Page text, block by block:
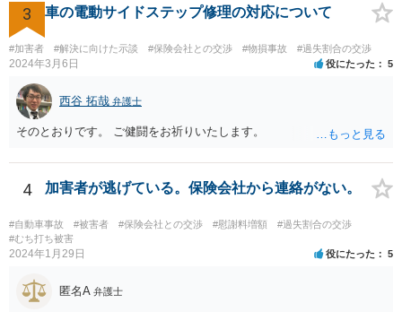
が、そういった事情もないようなので、やはり確認した方が良いと思
います。
＞1か2は譲らないとセンターとしても無理とかやりたくないとかある
のでしょうか。 私見では、そのようなことはないように思います。紛
セン等においても、基本的には、損害論も責任論も裁判所と同じよう
な視点で解決が目指されることになります。
3 車の電動サイドステップ修理の対応について
#加害者 #解決に向けた示談 #保険会社との交渉 #物損事故 #過失割合の交渉
2024年3月6日 役にたった 5
西谷 拓哉 弁護士
そのとおりです。 ご健闘をお祈りいたします。
4 加害者が逃げている。保険会社から連絡がない。
#自動車事故 #被害者 #保険会社との交渉 #慰謝料増額
#過失割合の交渉
#むち打ち被害
2024年1月29日 役にたった 5
匿名A 弁護士